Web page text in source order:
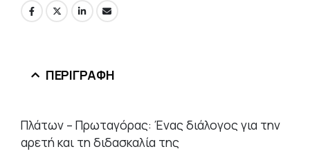
ΠΕΡΙΓΡΑΦΉ
Πλάτων – Πρωταγόρας: Ένας διάλογος για την
αρετή και τη διδασκαλία της